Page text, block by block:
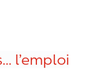
l’emploi